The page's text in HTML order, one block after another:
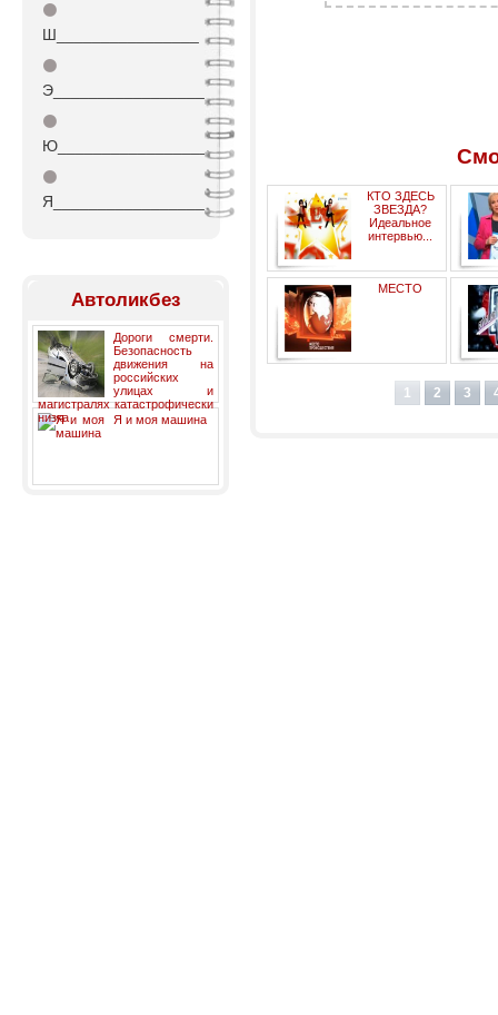
⚫
Ш________________
⚫
Э_________________
⚫
Ю_________________
⚫
Я_________________
Автоликбез
Дороги смерти.
Безопасность
движения на
российских
улицах и
магистралях катастрофически
низка
Я и моя машина
КТО ЗДЕСЬ
ЗВЕЗДА?
Идеальное
интервью...
развлекательное шоу на
РЕН ТВМЕСТО
программа 5 канала
1 2 3